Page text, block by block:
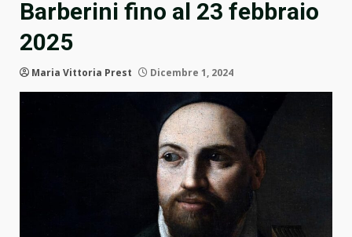
Barberini fino al 23 febbraio
2025
Maria Vittoria Prest Dicembre 1, 2024